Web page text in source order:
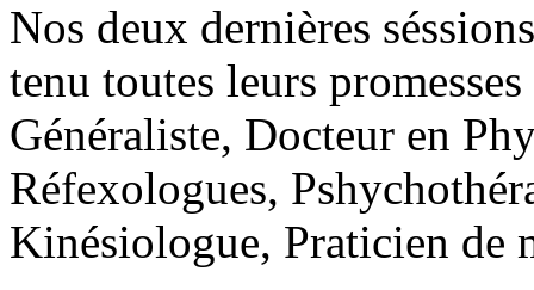
Nos deux dernières
tenu toutes leurs
Généraliste, Docteur en
Réfexologues,
Kinésiologue, Praticien de